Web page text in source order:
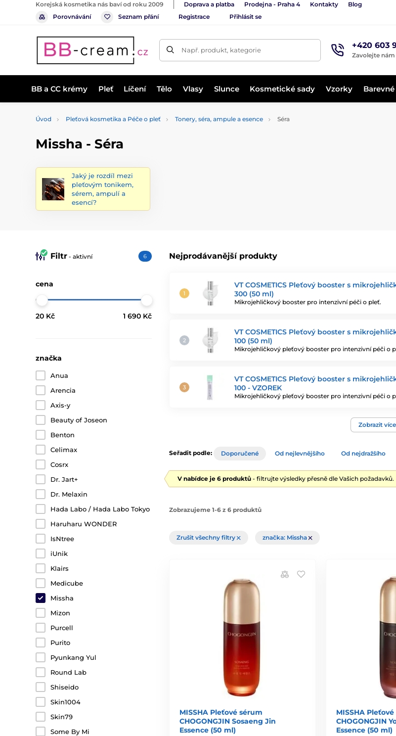
Korejská kosmetika nás baví od roku 2009 Doprava a platba Prodejna - Praha 4 Kontakty Blog
Porovnávání
Seznam přání Registrace Přihlásit se
Např. produkt, kategorie +420 603
Zavolejte nám
BB a CC krémy Pleť Líčení Tělo Vlasy Slunce Kosmetické sady Vzorky
Úvod Pleťová kosmetika a Péče o pleť Tonery, séra, ampule a esence Séra
Missha - Séra
Jaký je rozdíl mezi
pleťovým tonikem,
sérem, ampulí a
esencí?
Nejprodávanější produkty
VT COSMETICS Pleťový booster s
300 (50 ml)
Mikrojehličkový booster pro intenzivní péči o pleť.
VT COSMETICS Pleťový booster s
100 (50 ml)
Mikrojehličkový pleťový booster pro intenzivní péči o
VT COSMETICS Pleťový booster s
100 - VZOREK
Mikrojehličkový pleťový booster pro intenzivní péči o
Zobrazit
Filtr - aktivní 6
cena
20 Kč 1 690 Kč
značka
Anua
Arencia
Axis-y
Beauty of Joseon
Benton
Celimax
Cosrx
Dr. Jart+
Dr. Melaxin
Hada Labo / Hada Labo Tokyo
Haruharu WONDER
IsNtree
iUnik
Klairs
Medicube
Missha
Mizon
Purcell
Purito
Pyunkang Yul
Round Lab
Shiseido
Skin1004
Skin79
Some By Mi
Seřadit podle: Doporučené Od nejlevnějšího Od nejdražšího
V nabídce je 6 produktů - filtrujte výsledky přesně dle Vašich požadavků.
Zobrazujeme 1-6 z 6 produktů
Zrušit všechny filtry značka: Missha
MISSHA Pleťové sérum
CHOGONGJIN Sosaeng Jin
Essence (50 ml)
MISSHA
CHOGONGJIN
Essence (50 ml)